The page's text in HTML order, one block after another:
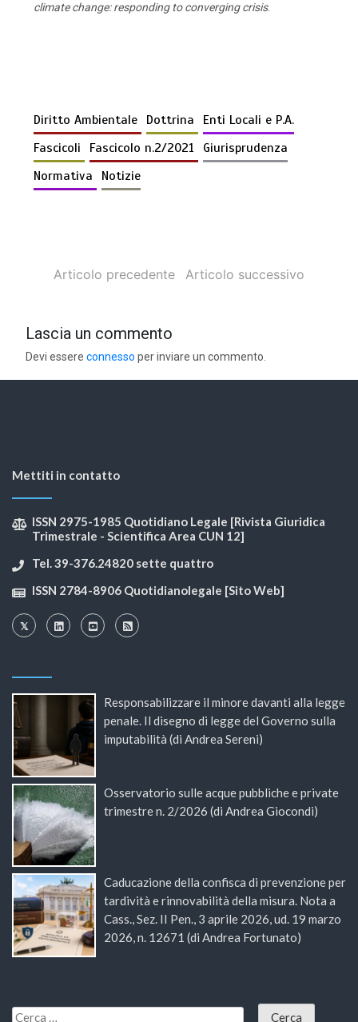
climate change: responding to converging crisis.
Diritto Ambientale Dottrina
Enti Locali e P.A.
Fascicoli
Fascicolo n.2/2021
Giurisprudenza
Normativa
Notizie
Articolo precedente Articolo successivo
Lascia un commento
Devi essereconnesso per inviare un commento.
Mettiti in contatto
ISSN 2975-1985 Quotidiano Legale [Rivista Giuridica
Trimestrale - Scientifica Area CUN 12]
Tel. 39-376.24820 sette quattro
ISSN 2784-8906 Quotidianolegale [Sito Web]
Responsabilizzare il minore davanti alla legge
penale. Il disegno di legge del Governo sulla
imputabilità (di Andrea Sereni)
Osservatorio sulle acque pubbliche e private
trimestre n. 2/2026 (di Andrea Giocondi)
Caducazione della confisca di prevenzione per
tardività e rinnovabilità della misura. Nota a
Cass., Sez. II Pen., 3 aprile 2026, ud. 19 marzo
2026, n. 12671 (di Andrea Fortunato)